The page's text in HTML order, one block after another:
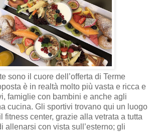
sono il cuore dell’offerta di Terme
è in realtà molto più vasta e ricca e
famiglie con bambini e anche agli
cucina. Gli sportivi trovano qui un luogo
fitness center, grazie alla vetrata a tutta
allenarsi con vista sull’esterno; gli